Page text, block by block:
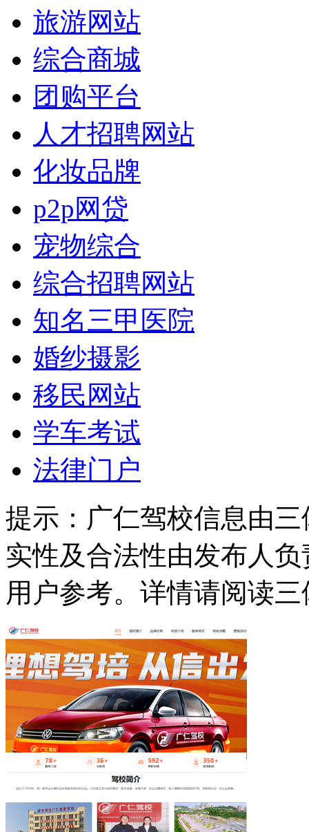
旅游网站
综合商城
团购平台
人才招聘网站
化妆品牌
p2p网贷
宠物综合
综合招聘网站
知名三甲医院
婚纱摄影
移民网站
学车考试
法律门户
提示： 广仁驾校信息由
实性及合法性由发布人
用户参考。详情请阅读